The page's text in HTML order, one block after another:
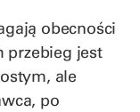
obecności
przebieg jest
ale
po